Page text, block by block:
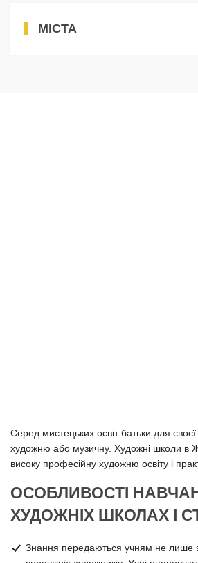
МІСТА
Серед мистецьких освіт батьки для
художню або музичну. Художні школи в
високу професійну художню освіту і
ОСОБЛИВОСТІ
ХУДОЖНІХ ШКОЛАХ І
Знання передаються учням не лише з